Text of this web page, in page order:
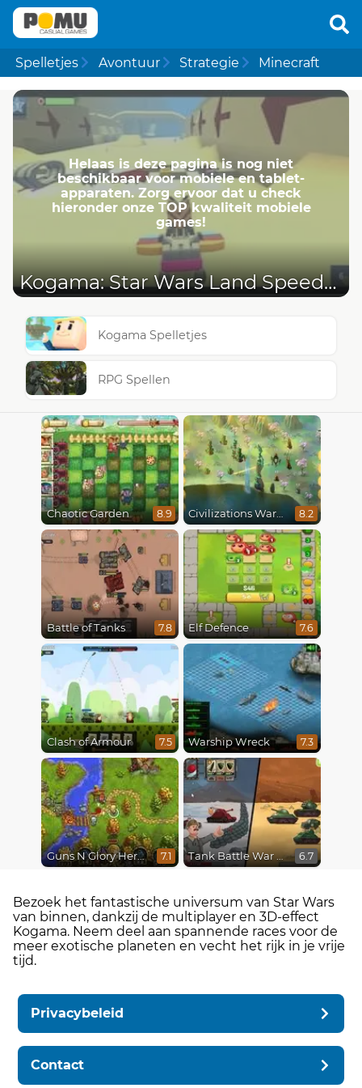
Spelletjes Avontuur Strategie Minecraft
Helaas is deze pagina is nog niet
beschikbaar voor mobiele en tablet-
apparaten. Zorg ervoor dat u check
hieronder onze TOP kwaliteit mobiele
games!
Kogama: Star Wars Land Speeder
Kogama Spelletjes
RPG Spellen
Chaotic Garden 8.9 Civilizations Wars Master Edition 8.2
Battle of Tanks 7.8 Elf Defence 7.6
Clash of Armour 7.5 Warship Wreck 7.3
Guns N Glory Heroes 7.1 Tank Battle War Commander 6.7
Bezoek het fantastische universum van Star Wars
van binnen, dankzij de multiplayer en 3D-effect
Kogama. Neem deel aan spannende races voor de
meer exotische planeten en vecht het rijk in je vrije
tijd.
Privacybeleid
Contact